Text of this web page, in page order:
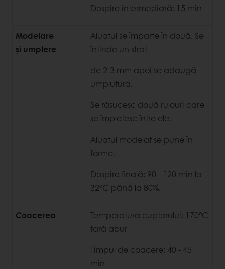
Dospire intermediară: 15 min
Modelare
și umplere
Aluatul se împarte în două. Se
întinde un strat
de 2-3 mm apoi se adaugă
umplutura.
Se răsucesc două rulouri care
se împletesc între ele.
Aluatul modelat se pune în
forme.
Dospire finală: 90 - 120 min la
32°C până la 80%.
Coacerea
Temperatura cuptorului: 170°C
fară abur
Timpul de coacere: 40 - 45
min